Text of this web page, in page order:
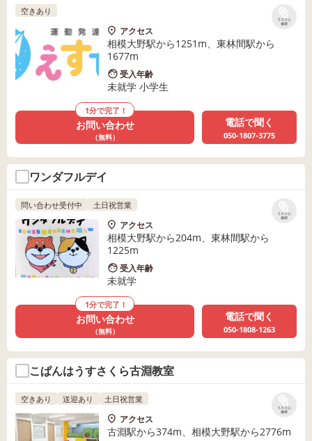
リストに
保存
空きあり
アクセス
相模大野駅から1251m、東林間駅から
1677m
受入年齢
未就学 小学生
1分で完了！
お問い合わせ
（無料）
電話で聞く
050-1807-3775
ワンダフルデイ
リストに
保存
問い合わせ受付中 土日祝営業
アクセス
相模大野駅から204m、東林間駅から
1225m
受入年齢
未就学
1分で完了！
お問い合わせ
（無料）
電話で聞く
050-1808-1263
こぱんはうすさくら古淵教室
リストに
保存
空きあり 送迎あり 土日祝営業
アクセス
古淵駅から374m、相模大野駅から2776m